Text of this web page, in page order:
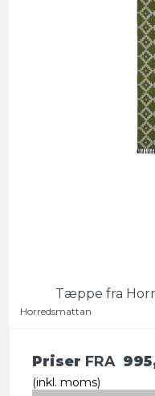
Tæppe fra
Horredsmattan
Priser FRA
(inkl. moms)